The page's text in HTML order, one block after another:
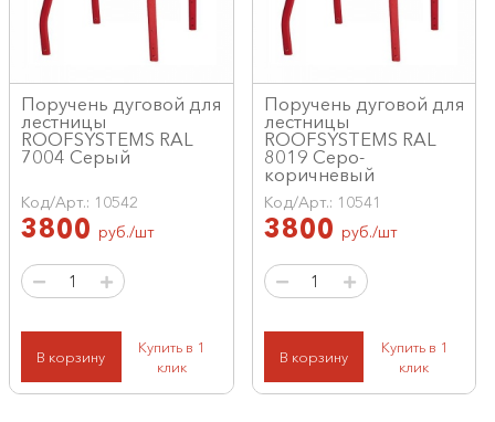
Поручень дуговой для
лестницы
ROOFSYSTEMS RAL
7004 Серый
Код/Арт.: 10542
3800 руб./шт
В корзину
Купить в 1
клик
Поручень дуговой для
лестницы
ROOFSYSTEMS RAL
8019 Серо-
коричневый
Код/Арт.: 10541
3800 руб./шт
В корзину
Купить в 1
клик